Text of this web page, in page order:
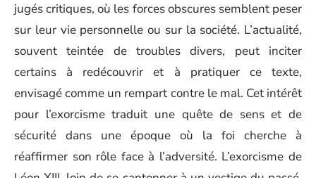
jugés critiques, où les forces obscures semblent peser
sur leur vie personnelle ou sur la société. L’actualité,
souvent teintée de troubles divers, peut inciter
certains à redécouvrir et à pratiquer ce texte,
envisagé comme un rempart contre le mal. Cet intérêt
pour l’exorcisme traduit une quête de sens et de
sécurité dans une époque où la foi cherche à
réaffirmer son rôle face à l’adversité. L’exorcisme de